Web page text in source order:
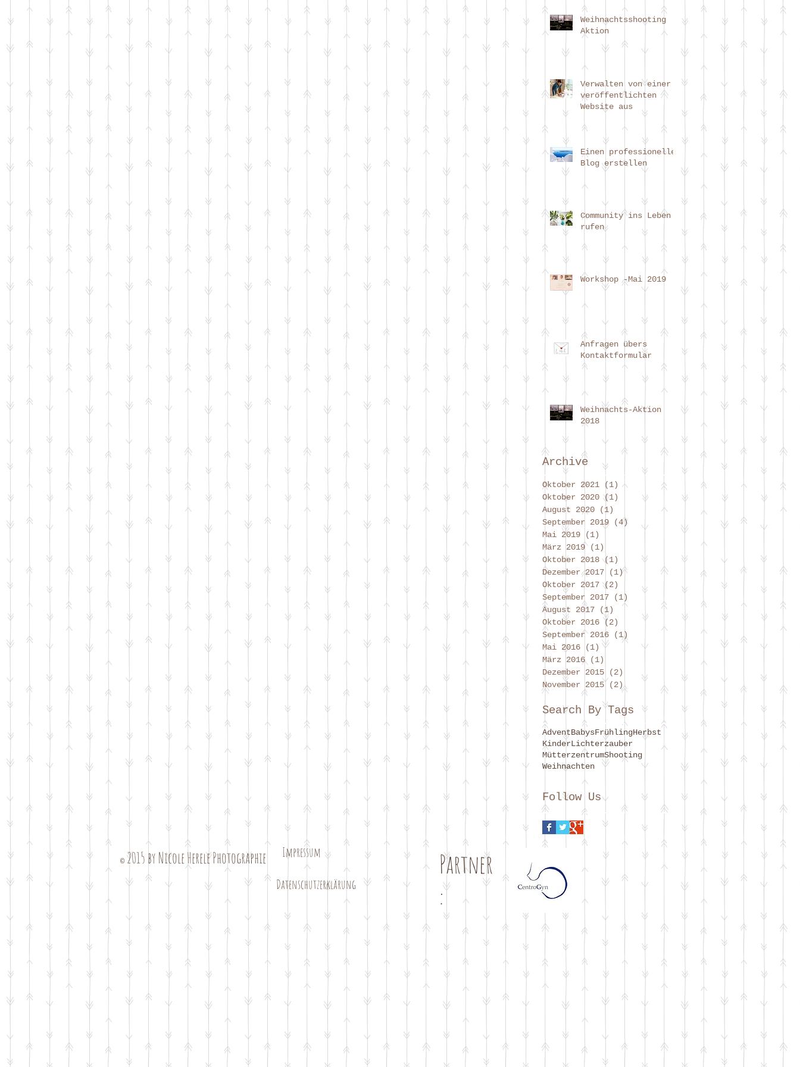
Weihnachtsshooting
Aktion
Verwalten von einer
veröffentlichten
Website aus
Einen professionellen
Blog erstellen
Community ins Leben
rufen
Workshop -Mai 2019
Anfragen übers
Kontaktformular
Weihnachts-Aktion
2018
Archive
Oktober 2021 (1) 1 Beitrag
Oktober 2020 (1)
1 Beitrag
August 2020
(1)
September 2019
(4)
Mai 2019
(1)
März 2019
(1)
Oktober 2018 (1)
1 Beitrag
Dezember 2017
(1)1 Beitrag
Oktober 2017 (2)
2 Beiträge
September 2017
(1)
August 2017
(1)
1 Beitrag
Oktober 2016 (2)
2 Beiträge
September 2016
(1)
Mai 2016
(1) 1 Beitrag
März 2016
(1)
Dezember 2015
(2)
2 Beiträge
November 2015
(2)2 Beiträge
Search By Tags
AdventBabysFrühlingHerbst
KinderLichterzauber
MütterzentrumShooting
Weihnachten
Follow Us
© 2015 by Nicole Herele Photographie Impressum
Datenschutzerklärung
Partner
: